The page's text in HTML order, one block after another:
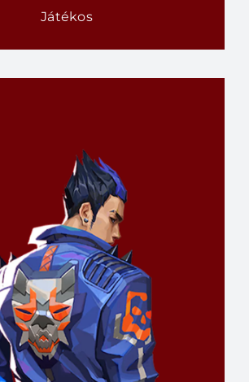
Játékos
Játékos